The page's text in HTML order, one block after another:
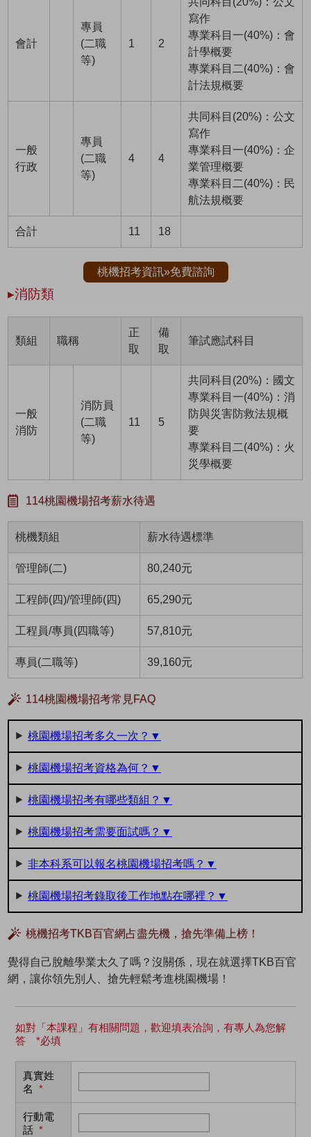
會計
專員
(二職
等)
1 2
寫作
專業科目一(40%)：會
計學概要
專業科目二(40%)：會
計法規概要
一般
行政
專員
(二職
等)
4 4
共同科目(20%)：公文
寫作
專業科目一(40%)：企
業管理概要
專業科目二(40%)：民
航法規概要
合計 11 18
桃機招考資訊»免費諮詢
▸消防類
類組 職稱
正
取
備
取
筆試應試科目
一般
消防
消防員
(二職
等)
11 5
共同科目(20%)：國文
專業科目一(40%)：消
防與災害防救法規概
要
專業科目二(40%)：火
災學概要
114桃園機場招考薪水待遇
桃機類組 薪水待遇標準
管理師(二) 80,240元
工程師(四)/管理師(四) 65,290元
工程員/專員(四職等) 57,810元
專員(二職等) 39,160元
114桃園機場招考常見FAQ
桃園機場招考多久一次？▼
桃園機場招考資格為何？▼
桃園機場招考有哪些類組？▼
桃園機場招考需要面試嗎？▼
非本科系可以報名桃園機場招考嗎？▼
桃園機場招考錄取後工作地點在哪裡？▼
桃機招考TKB百官網占盡先機，搶先準備上榜！
覺得自己脫離學業太久了嗎？沒關係，現在就選擇TKB百官
網，讓你領先別人、搶先輕鬆考進桃園機場！
如對「本課程」有相關問題，歡迎填表洽詢，有專人為您解
答 *必填
真實姓
名 *
行動電
話 *